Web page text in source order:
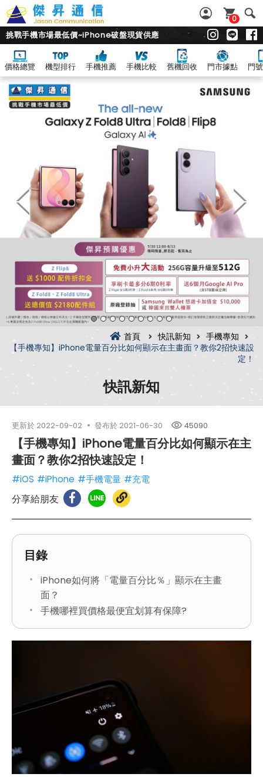
0
挑戰手機市場最低價~iPhone破盤現貨供應
價格總覽 機型排行 手機推薦 手機比較 舊機回收 門市據點 門
首頁 快訊新知
手機專知
【手機專知】iPhone電量百分比如何顯示在主畫面？教你2招快速設
定！
快訊新知
更新於 2022-09-02 發布於 2021-06-30 45090
【手機專知】iPhone電量百分比如何顯示在主
畫面？教你2招快速設定！
#iOS #iPhone #手機電量 #充電
分享給朋友
目錄
iPhone如何將「電量百分比％」顯示在主畫
面？
手機哪裡買價格最便宜划算有保障?